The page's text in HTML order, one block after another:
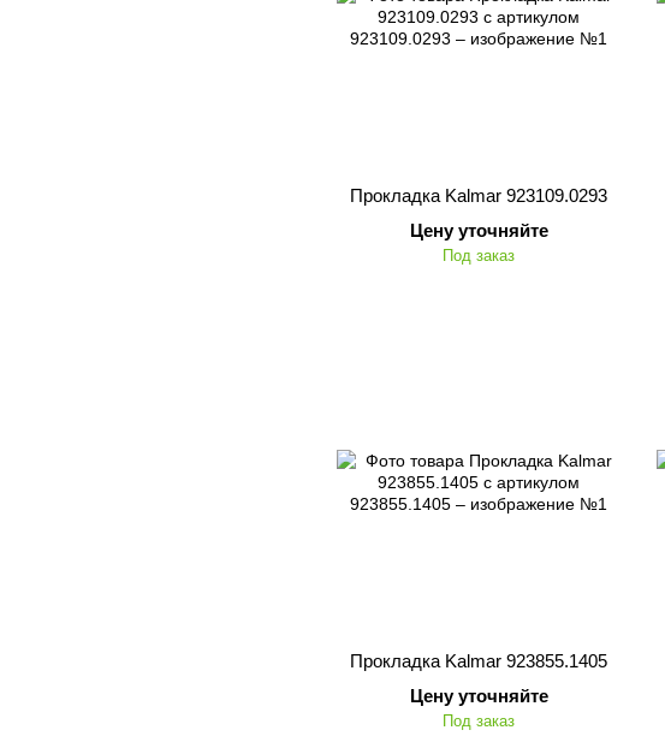
Прокладка Kalmar 923109.0293
Цену уточняйте
Под заказ
Прокладка Kalmar 923855.1405
Цену уточняйте
Под заказ